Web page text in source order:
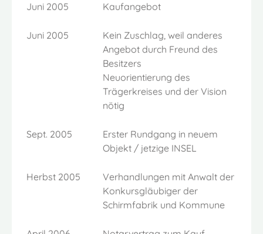
Juni 2005 Kaufangebot
Juni 2005
Kein Zuschlag, weil anderes
Angebot durch Freund des
Besitzers
Neuorientierung des
Trägerkreises und der Vision
nötig
Sept. 2005
Erster Rundgang in neuem
Objekt / jetzige INSEL
Herbst 2005
Verhandlungen mit Anwalt der
Konkursgläubiger der
Schirmfabrik und Kommune